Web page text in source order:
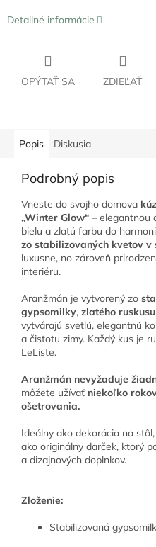
Detailné informácie
OPÝTAŤ SA ZDIEĽAŤ
Popis Diskusia
Podrobný popis
Vneste do svojho domova
„Winter Glow“ – elegantnou
bielu a zlatú farbu do
zo stabilizovaných kvetov v
luxusne, no zároveň
interiéru.
Aranžmán je vytvorený zo
gypsomilky, zlatého ruskusu
vytvárajú svetlú, elegantnú
a čistotu zimy. Každý kus je
LeListe.
Aranžmán nevyžaduje
môžete užívať niekoľko
ošetrovania.
Ideálny ako dekorácia na
ako originálny darček, ktorý
a dizajnových doplnkov.
Zloženie:
Stabilizovaná